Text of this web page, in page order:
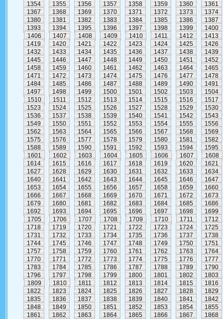
1354
1355 1356 1357 1358 1359 1360
1361
1367
1368 1369 1370 1371 1372 1373
1374
1380
1381 1382 1383 1384 1385 1386
1387
1393
1394 1395 1396 1397 1398 1399
1400
1406
1407 1408 1409 1410 1411 1412
1413
1419
1420 1421 1422 1423 1424 1425
1426
1432
1433 1434 1435 1436 1437 1438
1439
1445
1446 1447 1448 1449 1450 1451
1452
1458
1459 1460 1461 1462 1463 1464
1465
1471
1472 1473 1474 1475 1476 1477
1478
1484
1485 1486 1487 1488 1489 1490
1491
1497
1498 1499 1500 1501 1502 1503
1504
1510
1511 1512 1513 1514 1515 1516
1517
1523
1524 1525 1526 1527 1528 1529
1530
1536
1537 1538 1539 1540 1541 1542
1543
1549
1550 1551 1552 1553 1554 1555
1556
1562
1563 1564 1565 1566 1567 1568
1569
1575
1576 1577 1578 1579 1580 1581
1582
1588
1589 1590 1591 1592 1593 1594
1595
1601
1602 1603 1604 1605 1606 1607
1608
1614
1615 1616 1617 1618 1619 1620
1621
1627
1628 1629 1630 1631 1632 1633
1634
1640
1641 1642 1643 1644 1645 1646
1647
1653
1654 1655 1656 1657 1658 1659
1660
1666
1667 1668 1669 1670 1671 1672
1673
1679
1680 1681 1682 1683 1684 1685
1686
1692
1693 1694 1695 1696 1697 1698
1699
1705
1706 1707 1708 1709 1710 1711
1712
1718
1719 1720 1721 1722 1723 1724
1725
1731
1732 1733 1734 1735 1736 1737
1738
1744
1745 1746 1747 1748 1749 1750
1751
1757
1758 1759 1760 1761 1762 1763
1764
1770
1771 1772 1773 1774 1775 1776
1777
1783
1784 1785 1786 1787 1788 1789
1790
1796
1797 1798 1799 1800 1801 1802
1803
1809
1810 1811 1812 1813 1814 1815
1816
1822
1823 1824 1825 1826 1827 1828
1829
1835
1836 1837 1838 1839 1840 1841
1842
1848
1849 1850 1851 1852 1853 1854
1855
1861
1862 1863 1864 1865 1866 1867
1868